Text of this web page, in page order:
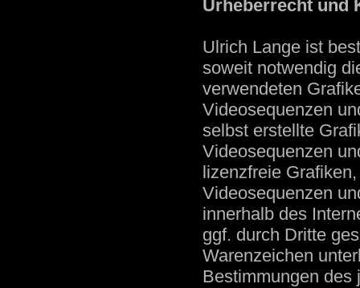
Urheberrecht und
Ulrich Lange ist
soweit notwendig
verwendeten
Videosequenzen
selbst erstellte
Videosequenzen
lizenzfreie
Videosequenzen
innerhalb des
ggf. durch Dritte
Warenzeichen
Bestimmungen des